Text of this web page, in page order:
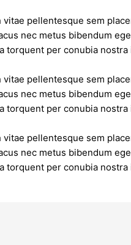
pellentesque sem
nec metus bibendum
per conubia nostra
pellentesque sem
nec metus bibendum
per conubia nostra
pellentesque sem
nec metus bibendum
per conubia nostra